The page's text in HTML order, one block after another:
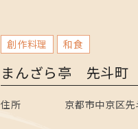
創作料理 和食
まんざら亭 先斗町
住所 京都市中京区